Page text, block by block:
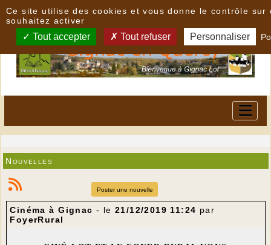
Nouvelles
Poster une nouvelle
Cinéma à Gignac - le 21/12/2019 11:24 par
FoyerRural
Ce site utilise des cookies et vous donne le contrôle sur
souhaitez activer
Tout accepter Tout refuser Personnaliser